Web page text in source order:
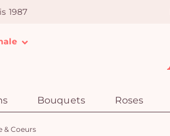
1987
Bouquets Roses
& Coeurs